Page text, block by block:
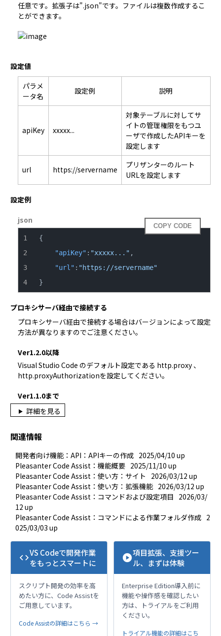
任意です。拡張子は".json"です。ファイルは複数作成するこ
設定値
パラメ
ータ名
設定例 説明
apiKey xxxxx...
対象テーブルに対してサ
イトの管理権限をもつユ
ーザで作成したAPIキーを
設定します
url https://servername
プリザンターのルート
URLを設定します
設定例
json
COPY CODE
{
"apiKey" : "xxxxx..." ,
"url" : "https://servername"
}
プロキシサーバ経由で接続する
プロキシサーバ経由で接続する場合はバージョンによって設定
方法が異なりますのでご注意ください。
Ver1.2.0以降
Visual Studio Code のデフォルト設定である http.proxy 、
http.proxyAuthorizationを設定してください。
Ver1.1.0まで
詳細を見る
関連情報
開発者向け機能：API：APIキーの作成 2025/04/10 up
Pleasanter Code Assist：機能概要 2025/11/10 up
Pleasanter Code Assist：使い方：サイト
2026/03/12 up
Pleasanter Code Assist：使い方：拡張機能 2026/03/12 up
Pleasanter Code Assist：コマンドおよび設定項目 2026/03/
12 up
Pleasanter Code Assist：コマンドによる作業フォルダ作成 2
025/03/03 up
codeVS Codeで開発作業
をもっとスマートに
スクリプト開発の効率を高
めたい方に、Code Assistを
ご用意しています。
Code Assistの詳細はこちら →
play_circle項目拡張、支援ツー
ル、まずは体験
Enterprise Edition導入前に
機能や操作感を確認したい
方は、トライアルをご利用
ください。
トライアル機能の詳細はこち